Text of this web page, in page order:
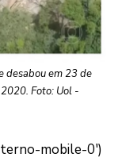
desabou em 23 de
Foto: Uol -